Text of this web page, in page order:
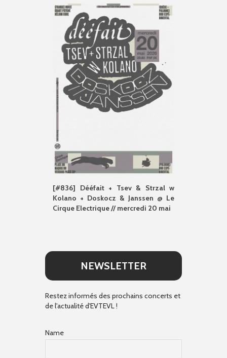
[#836] Dééfait + Tsev & Strzal w
Kolano + Doskocz & Janssen @ Le
Cirque Electrique // mercredi 20 mai
NEWSLETTER
Restez informés des prochains concerts et
de l'actualité d'EVTEVL !
Name